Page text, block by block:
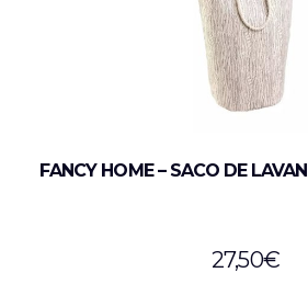
FANCY HOME – SACO DE
27,50€